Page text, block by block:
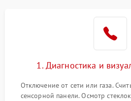
1. Диагностика и
Отключение от сети или газа.
сенсорной панели. Осмотр